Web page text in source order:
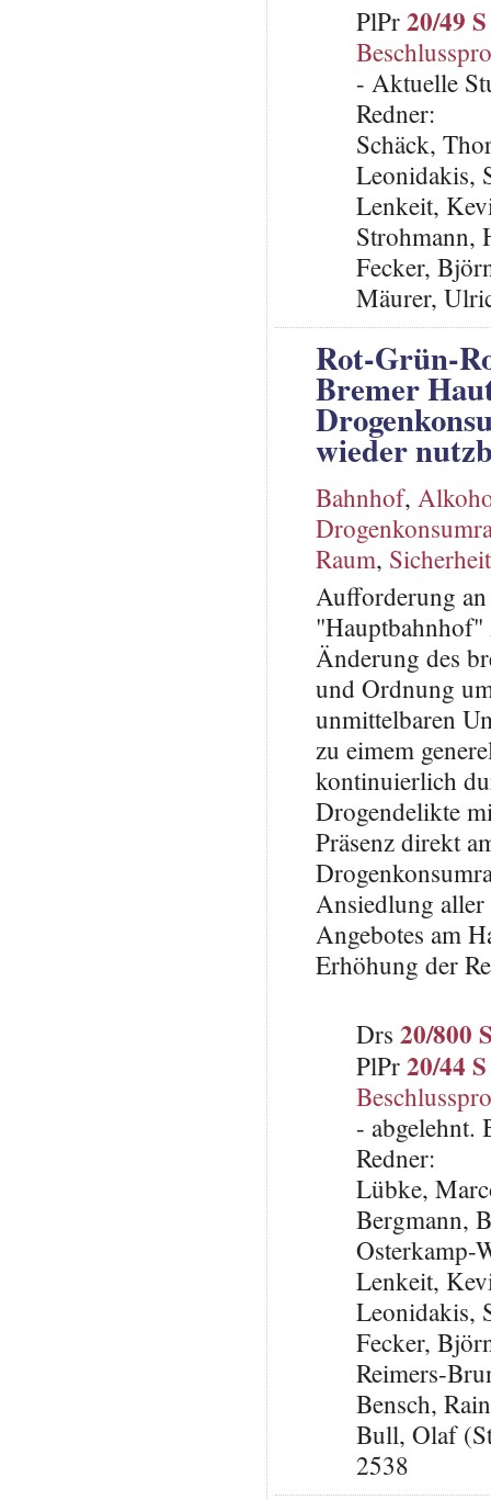
PlPr20/49 S
- Aktuelle
Redner:
Schäck,
Leonidakis,
Lenkeit,
Strohmann,
Fecker,
Mäurer,
Rot-Grün-
Bremer
wieder
Bahnhof,
Raum, Sicherheit
Aufforderung
Änderung des
und Ordnung
unmittelbaren
zu eimem
kontinuierlich
Drogendelikte
Präsenz direkt
Ansiedlung aller
Angebotes am
Erhöhung der
Drs 20/800
PlPr20/44 S
- abgelehnt.
Redner:
Lübke,
Bergmann,
Osterkamp-
Lenkeit,
Leonidakis,
Fecker,
Reimers-
Bensch,
Bull, Olaf
2538